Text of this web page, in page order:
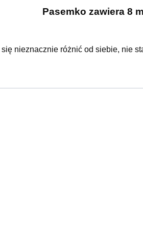
Pasemko zawiera 8
nieznacznie różnić od siebie, nie